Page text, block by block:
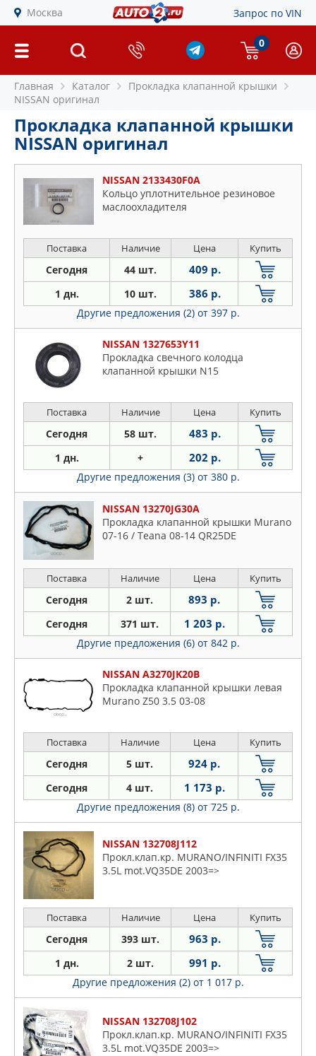
Москва Запрос по VIN
0
Главная Каталог
Прокладка клапанной крышки
NISSAN оригинал
Прокладка клапанной крышки
NISSAN оригинал
NISSAN 2133430F0A
Кольцо уплотнительное резиновое
маслоохладителя
Поставка Наличие Цена Купить
Сегодня 44 шт. 409 р.
1 дн. 10 шт. 386 р.
Другие предложения (2) от 397 р.
NISSAN 1327653Y11
Прокладка свечного колодца
клапанной крышки N15
Поставка Наличие Цена Купить
Сегодня 58 шт. 483 р.
1 дн. + 202 р.
Другие предложения (3) от 380 р.
NISSAN 13270JG30A
Прокладка клапанной крышки Murano
07-16 / Teana 08-14 QR25DE
Поставка Наличие Цена Купить
Сегодня 2 шт. 893 р.
Сегодня 371 шт. 1 203 р.
Другие предложения (6) от 842 р.
NISSAN A3270JK20B
Прокладка клапанной крышки левая
Murano Z50 3.5 03-08
Поставка Наличие Цена Купить
Сегодня 5 шт. 924 р.
Сегодня 4 шт. 1 173 р.
Другие предложения (8) от 725 р.
NISSAN 132708J112
Прокл.клап.кр. MURANO/INFINITI FX35
3.5L mot.VQ35DE 2003=>
Поставка Наличие Цена Купить
Сегодня 393 шт. 963 р.
1 дн. 2 шт. 991 р.
Другие предложения (2) от 1 017 р.
NISSAN 132708J102
Прокл.клап.кр. MURANO/INFINITI FX35
3.5L mot.VQ35DE 2003=>